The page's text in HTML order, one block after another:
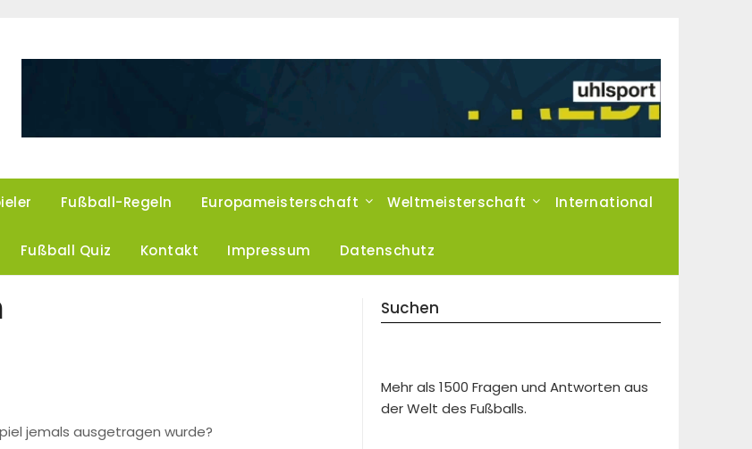
Fußball-Regeln Europameisterschaft Weltmeisterschaft International
Fußball Quiz Kontakt Impressum Datenschutz
jemals ausgetragen wurde?
Suchen
Mehr als 1500 Fragen und Antworten aus
der Welt des Fußballs.